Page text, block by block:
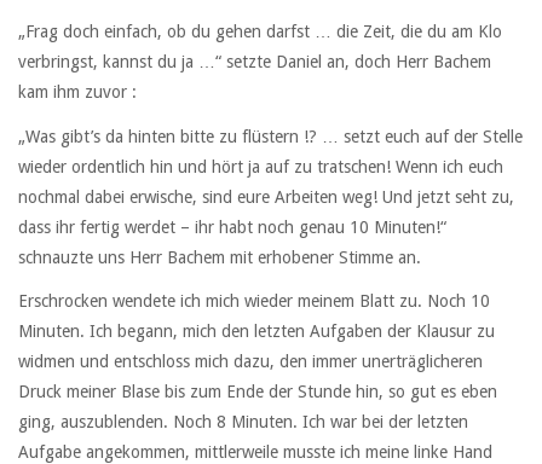
„Frag doch einfach, ob du gehen darfst … die Zeit, die du am Klo
verbringst, kannst du ja …“ setzte Daniel an, doch Herr Bachem
kam ihm zuvor :
„Was gibt’s da hinten bitte zu flüstern !? … setzt euch auf der Stelle
wieder ordentlich hin und hört ja auf zu tratschen! Wenn ich euch
nochmal dabei erwische, sind eure Arbeiten weg! Und jetzt seht zu,
dass ihr fertig werdet – ihr habt noch genau 10 Minuten!“
schnauzte uns Herr Bachem mit erhobener Stimme an.
Erschrocken wendete ich mich wieder meinem Blatt zu. Noch 10
Minuten. Ich begann, mich den letzten Aufgaben der Klausur zu
widmen und entschloss mich dazu, den immer unerträglicheren
Druck meiner Blase bis zum Ende der Stunde hin, so gut es eben
ging, auszublenden. Noch 8 Minuten. Ich war bei der letzten
Aufgabe angekommen, mittlerweile musste ich meine linke Hand